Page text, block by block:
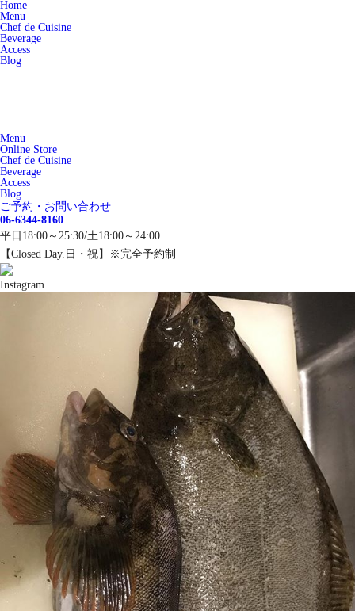
Home
Menu
Chef de Cuisine
Beverage
Access
Blog
Menu
Online Store
Chef de Cuisine
Beverage
Access
Blog
ご予約・お問い合わせ
06-6344-8160
平日18:00～25:30/土18:00～24:00
【Closed Day.日・祝】※完全予約制
Instagram